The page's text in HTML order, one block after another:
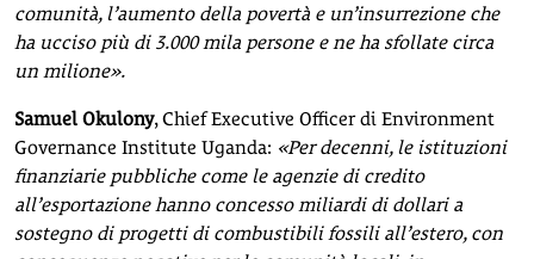
comunità, l’aumento della povertà e un’insurrezione che
ha ucciso più di 3.000 mila persone e ne ha sfollate circa
un milione».
Samuel Okulony, Chief Executive Officer di Environment
Governance Institute Uganda: «Per decenni, le istituzioni
finanziarie pubbliche come le agenzie di credito
all’esportazione hanno concesso miliardi di dollari a
sostegno di progetti di combustibili fossili all’estero, con